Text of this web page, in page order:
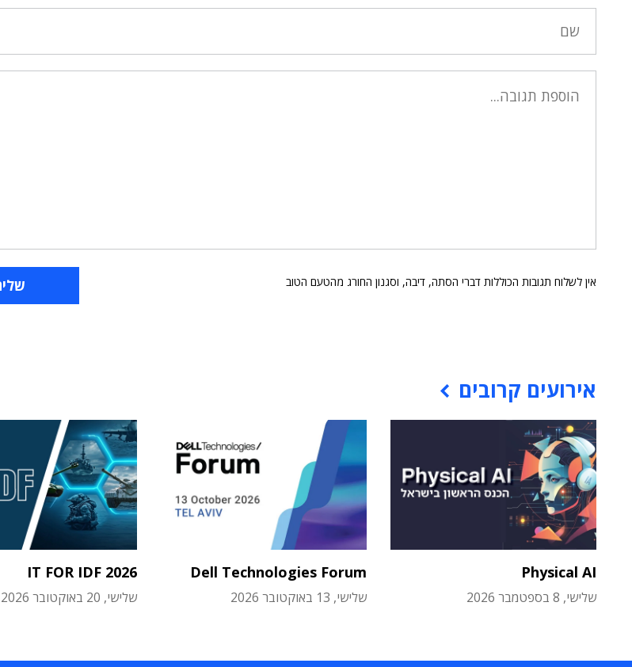
אין לשלוח תגובות הכוללות דברי הסתה, דיבה, וסגנון החורג מהטעם הטוב
אירועים קרובים
Physical AI
שלישי, 8 בספטמבר 2026
Dell Technologies Forum
שלישי, 13 באוקטובר 2026
IT FOR IDF 2026
שלישי, 20 באוקטובר 2026